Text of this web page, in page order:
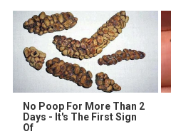
No Poop For More Than 2
Days - It's The First Sign
Of